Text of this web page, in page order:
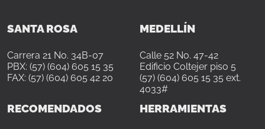
SANTA ROSA
Carrera 21 No. 34B-07
PBX: (57) (604) 605 15 35
FAX: (57) (604) 605 42 20
MEDELLÍN
Calle 52 No. 47-42
Edificio Coltejer piso 5
(57) (604) 605 15 35 ext.
4033#
RECOMENDADOS HERRAMIENTAS